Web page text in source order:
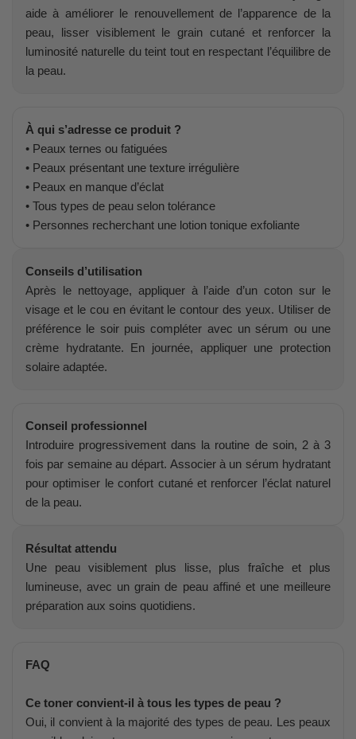
aide à améliorer le renouvellement de l’apparence de la
peau, lisser visiblement le grain cutané et renforcer la
luminosité naturelle du teint tout en respectant l’équilibre de
la peau.
À qui s’adresse ce produit ?
• Peaux ternes ou fatiguées
• Peaux présentant une texture irrégulière
• Peaux en manque d’éclat
• Tous types de peau selon tolérance
• Personnes recherchant une lotion tonique exfoliante
Conseils d’utilisation
Après le nettoyage, appliquer à l’aide d’un coton sur le
visage et le cou en évitant le contour des yeux. Utiliser de
préférence le soir puis compléter avec un sérum ou une
crème hydratante. En journée, appliquer une protection
solaire adaptée.
Conseil professionnel
Introduire progressivement dans la routine de soin, 2 à 3
fois par semaine au départ. Associer à un sérum hydratant
pour optimiser le confort cutané et renforcer l’éclat naturel
de la peau.
Résultat attendu
Une peau visiblement plus lisse, plus fraîche et plus
lumineuse, avec un grain de peau affiné et une meilleure
préparation aux soins quotidiens.
FAQ
Ce toner convient-il à tous les types de peau ?
Oui, il convient à la majorité des types de peau. Les peaux